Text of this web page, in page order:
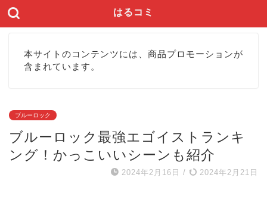
はるコミ
本サイトのコンテンツには、商品プロモーションが
含まれています。
ブルーロック
ブルーロック最強エゴイストランキ
ング！かっこいいシーンも紹介
2024年2月16日 / 2024年2月21日